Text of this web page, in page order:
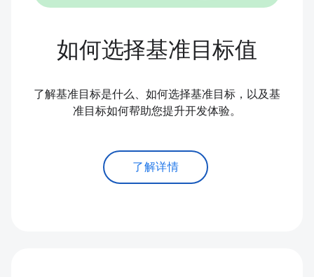
如何选择基准目标值
了解基准目标是什么、如何选择基准目标，以及基
准目标如何帮助您提升开发体验。
了解详情